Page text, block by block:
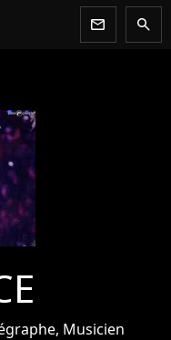
newsletter search
Musicien